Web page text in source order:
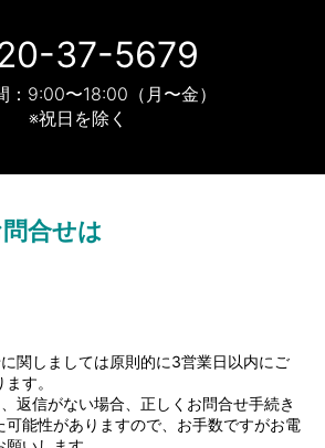
37-5679
：9:00〜18:00（月〜金）
※祝日を除く
合せは
関しましては原則的に3営業日以内にご
す。
返信がない場合、正しくお問合せ手続き
可能性がありますので、お手数ですがお電